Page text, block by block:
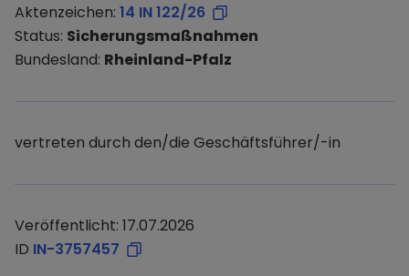
Aktenzeichen: 14 IN 122/26
Status: Sicherungsmaßnahmen
Bundesland: Rheinland-Pfalz
vertreten durch den/die Geschäftsführer/-in
Veröffentlicht: 17.07.2026
ID IN-3757457